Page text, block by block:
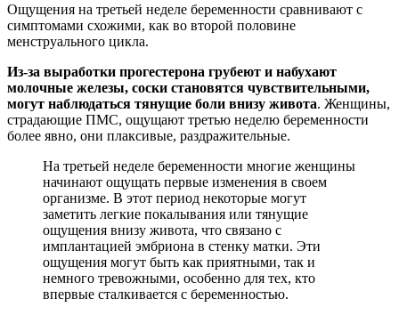
Ощущения на третьей неделе беременности сравнивают с
симптомами схожими, как во второй половине
менструального цикла.
Из-за выработки прогестерона грубеют и набухают
молочные железы, соски становятся чувствительными,
могут наблюдаться тянущие боли внизу живота. Женщины,
страдающие ПМС, ощущают третью неделю беременности
более явно, они плаксивые, раздражительные.
На третьей неделе беременности многие женщины
начинают ощущать первые изменения в своем
организме. В этот период некоторые могут
заметить легкие покалывания или тянущие
ощущения внизу живота, что связано с
имплантацией эмбриона в стенку матки. Эти
ощущения могут быть как приятными, так и
немного тревожными, особенно для тех, кто
впервые сталкивается с беременностью.